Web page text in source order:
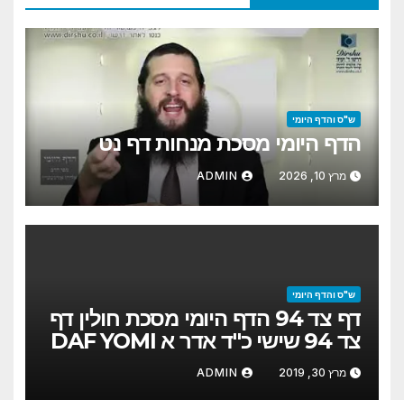
ש"ס והדף היומי
הדף היומי מסכת מנחות דף נט
מרץ 10, 2026 ADMIN
ש"ס והדף היומי
דף צד 94 הדף היומי מסכת חולין דף
צד 94 שישי כ"ד אדר א DAF YOMI
CHULLIN PAGE 94 DAF
להצלחת אריאל נבון
מרץ 30, 2019 ADMIN